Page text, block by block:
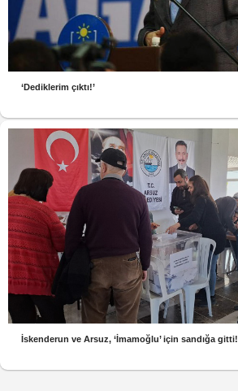
‘Dediklerim çıktı!’
İskenderun ve Arsuz, ‘İmamoğlu’ için sandığa gitti!